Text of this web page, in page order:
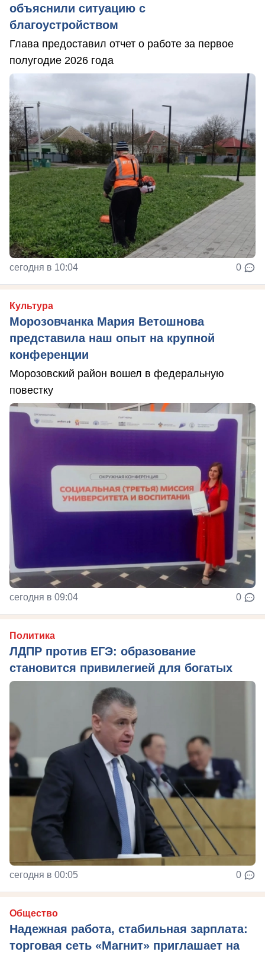
объяснили ситуацию с
благоустройством
Глава предоставил отчет о работе за первое
полугодие 2026 года
сегодня в 10:04 0
Культура
Морозовчанка Мария Ветошнова
представила наш опыт на крупной
конференции
Морозовский район вошел в федеральную
повестку
сегодня в 09:04 0
Политика
ЛДПР против ЕГЭ: образование
становится привилегией для богатых
сегодня в 00:05 0
Общество
Надежная работа, стабильная зарплата:
торговая сеть «Магнит» приглашает на